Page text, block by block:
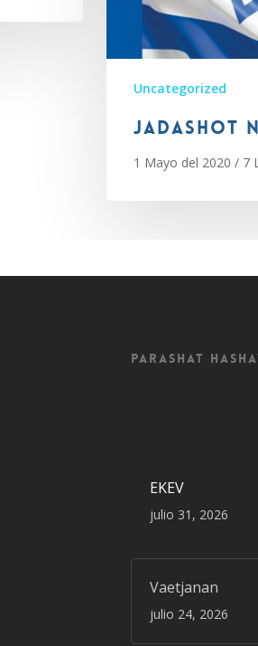
Uncategorized
Jadashot
1 Mayo del 2020 / 7
Parashat
EKEV
julio 31, 2026
Vaetjanan
julio 24, 2026